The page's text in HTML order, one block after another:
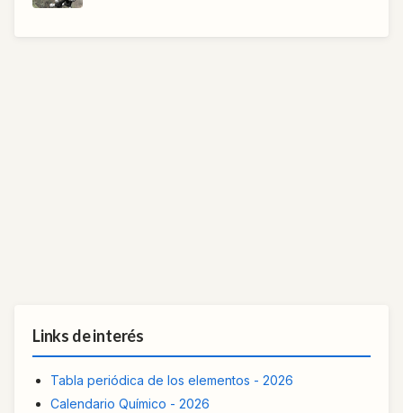
Links de interés
Tabla periódica de los elementos - 2026
Calendario Químico - 2026